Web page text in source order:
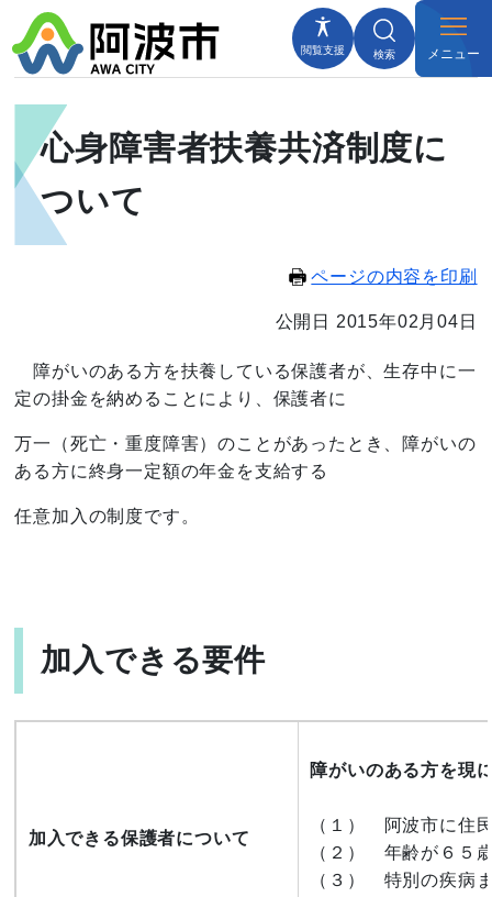
閲覧支援 検索 メニュー
心身障害者扶養共済制度に
ついて
ページの内容を印刷
公開日 2015年02月04日
障がいのある方を扶養している保護者が、生存中に一
定の掛金を納めることにより、保護者に
万一（死亡・重度障害）のことがあったとき、障がいの
ある方に終身一定額の年金を支給する
任意加入の制度です。
加入できる要件
加入できる保護者について
障がいのある方を現
（１） 阿波市に住
（２） 年齢が６５
（３） 特別の疾病